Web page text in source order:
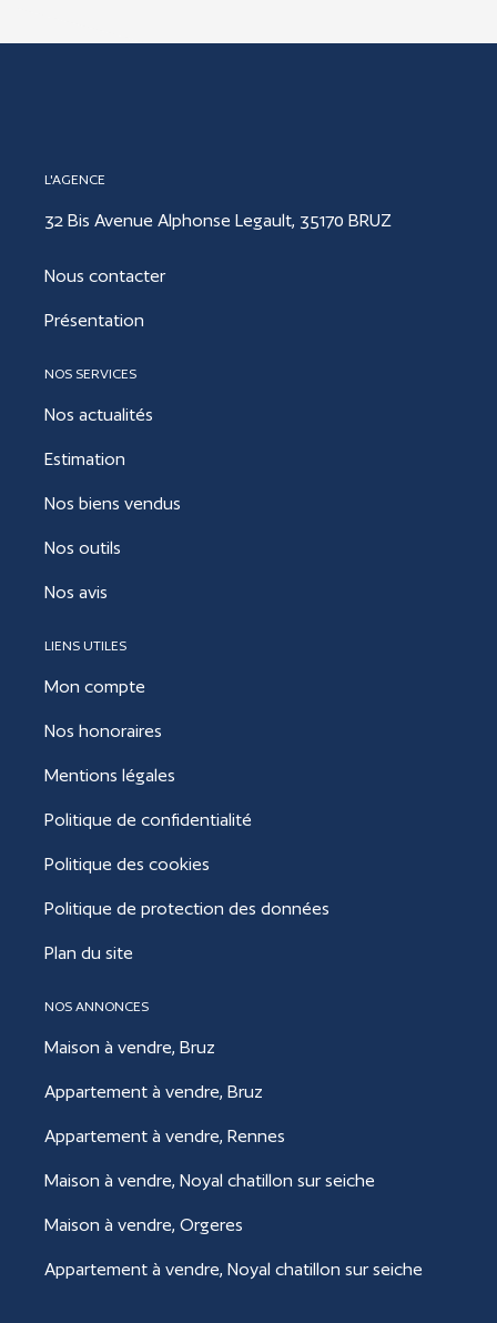
L'AGENCE
32 Bis Avenue Alphonse Legault, 35170 BRUZ
Nous contacter
Présentation
NOS SERVICES
Nos actualités
Estimation
Nos biens vendus
Nos outils
Nos avis
LIENS UTILES
Mon compte
Nos honoraires
Mentions légales
Politique de confidentialité
Politique des cookies
Politique de protection des données
Plan du site
NOS ANNONCES
Maison à vendre, Bruz
Appartement à vendre, Bruz
Appartement à vendre, Rennes
Maison à vendre, Noyal chatillon sur seiche
Maison à vendre, Orgeres
Appartement à vendre, Noyal chatillon sur seiche